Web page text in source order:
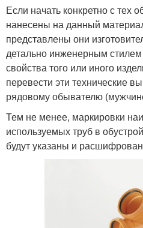
Если начать конкретно с тех
нанесены на данный
представлены они
детально инженерным
свойства того или иного
перевести эти технические
рядовому обывателю
Тем не менее, маркировки
используемых труб в
будут указаны и